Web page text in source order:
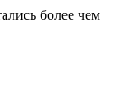
более чем